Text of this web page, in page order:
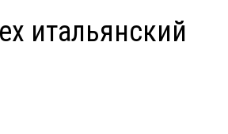
итальянский